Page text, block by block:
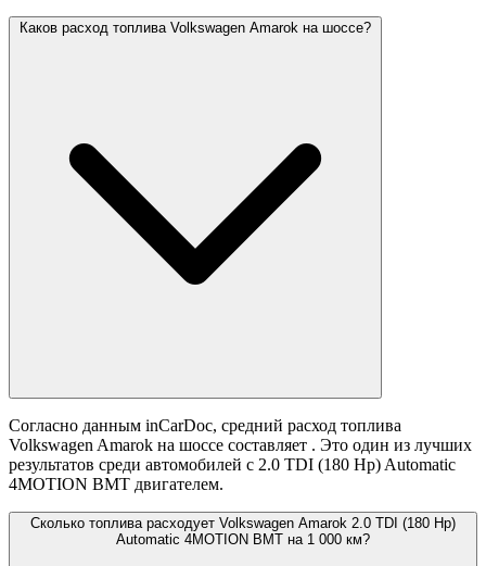
Каков расход топлива Volkswagen Amarok на шоссе?
Согласно данным inCarDoc, средний расход топлива
Volkswagen Amarok на шоссе составляет . Это один из лучших
результатов среди автомобилей с 2.0 TDI (180 Hp) Automatic
4MOTION BMT двигателем.
Сколько топлива расходует Volkswagen Amarok 2.0 TDI (180 Hp)
Automatic 4MOTION BMT на 1 000 км?